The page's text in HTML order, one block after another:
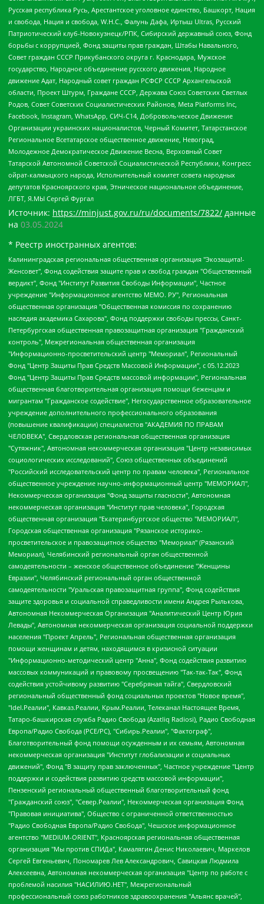
Русская республика Русь, Арестантское уголовное единство, Башкорт, Нация
и свобода, Нация и свобода, W.H.С., Фалунь Дафа, Иртыш Ultras, Русский
Патриотический клуб-Новокузнецк/РПК, Сибирский державный союз, Фонд
борьбы с коррупцией, Фонд защиты прав граждан, Штабы Навального,
Совет граждан СССР Прикубанского округа г. Краснодара, Мужское
государство, Народное объединение русского движения, Народное
движение Адат, Народный совет граждан РСФСР СССР Архангельской
области, Проект Штурм, Граждане СССР, Держава Союз Советских Светлых
Родов, Совет Советских Социалистических Районов, Meta Platforms Inc,
Facebook, Instagram, WhatsApp, СИЧ-С14, Добровольческое Движение
Организации украинских националистов, Черный Комитет, Татарстанское
Региональное Всетатарское общественное движение, Невоград,
Молодежное Демократическое Движение Весна, Верховный Совет
Татарской Автономной Советской Социалистической Республики, Конгресс
ойрат-калмыцкого народа, Исполнительный комитет совета народных
депутатов Красноярского края, Этническое национальное объединение,
ЛГБТ, Я.МЫ Сергей Фургал
Источник: https://minjust.gov.ru/ru/documents/7822/ данные
на 03.05.2024
* Реестр иностранных агентов:
Калининградская региональная общественная организация "Экозащита!-Женсовет", Фонд содействия защите прав и свобод граждан "Общественный вердикт", Фонд "Институт Развития Свободы Информации", Частное учреждение "Информационное агентство МЕМО. РУ", Региональная общественная организация "Общественная комиссия по сохранению наследия академика Сахарова", Фонд поддержки свободы прессы, Санкт-Петербургская общественная правозащитная организация "Гражданский контроль", Межрегиональная общественная организация "Информационно-просветительский центр "Мемориал", Региональный Фонд "Центр Защиты Прав Средств Массовой Информации", с 05.12.2023 Фонд "Центр Защиты Прав Средств массовой информации", Региональная общественная благотворительная организация помощи беженцам и мигрантам "Гражданское содействие", Негосударственное образовательное учреждение дополнительного профессионального образования (повышение квалификации) специалистов "АКАДЕМИЯ ПО ПРАВАМ ЧЕЛОВЕКА", Свердловская региональная общественная организация "Сутяжник", Автономная некоммерческая организация "Центр независимых социологических исследований", Союз общественных объединений "Российский исследовательский центр по правам человека", Региональное общественное учреждение научно-информационный центр "МЕМОРИАЛ", Некоммерческая организация "Фонд защиты гласности", Автономная некоммерческая организация "Институт прав человека", Городская общественная организация "Екатеринбургское общество "МЕМОРИАЛ", Городская общественная организация "Рязанское историко-просветительское и правозащитное общество "Мемориал" (Рязанский Мемориал), Челябинский региональный орган общественной самодеятельности – женское общественное объединение "Женщины Евразии", Челябинский региональный орган общественной самодеятельности "Уральская правозащитная группа", Фонд содействия защите здоровья и социальной справедливости имени Андрея Рылькова, Автономная Некоммерческая Организация "Аналитический Центр Юрия Левады", Автономная некоммерческая организация социальной поддержки населения "Проект Апрель", Региональная общественная организация помощи женщинам и детям, находящимся в кризисной ситуации "Информационно-методический центр "Анна", Фонд содействия развитию массовых коммуникаций и правовому просвещению "Так-так-Так", Фонд содействия устойчивому развитию "Серебряная тайга", Свердловский региональный общественный фонд социальных проектов "Новое время", "Idel.Реалии", Кавказ.Реалии, Крым.Реалии, Телеканал Настоящее Время, Татаро-башкирская служба Радио Свобода (Azatliq Radiosi), Радио Свободная Европа/Радио Свобода (PCE/PC), "Сибирь.Реалии", "Фактограф", Благотворительный фонд помощи осужденным и их семьям, Автономная некоммерческая организация "Институт глобализации и социальных движений", Фонд "В защиту прав заключенных", Частное учреждение "Центр поддержки и содействия развитию средств массовой информации", Пензенский региональный общественный благотворительный фонд "Гражданский союз", "Север.Реалии", Некоммерческая организация Фонд "Правовая инициатива", Общество с ограниченной ответственностью "Радио Свободная Европа/Радио Свобода", Чешское информационное агентство "MEDIUM-ORIENT", Красноярская региональная общественная организация "Мы против СПИДа", Камалягин Денис Николаевич, Маркелов Сергей Евгеньевич, Пономарев Лев Александрович, Савицкая Людмила Алексеевна, Автономная некоммерческая организация "Центр по работе с проблемой насилия "НАСИЛИЮ.НЕТ", Межрегиональный профессиональный союз работников здравоохранения "Альянс врачей", Юридическое лицо, зарегистрированное в Латвийской Республике, SIA "Medusa Project" (регистрационный номер 40103797863, дата регистрации 10.06.2014), Некоммерческая организация "Фонд по борьбе с коррупцией", Автономная некоммерческая организация "Институт права и публичной политики", Баданин Роман Сергеевич, Гликин Максим Александрович, Железнова Мария Михайловна, Лукьянова Юлия Сергеевна, Маетная Елизавета Витальевна, Маняхин Петр Борисович, Чуракова Ольга Владимировна, Ярош Юлия Петровна, Юридическое лицо "The Insider SIA", зарегистрированное в Риге, Латвийская Республика (дата регистрации 26.06.2015), являющееся администратором доменного имени интернет-издания "The Insider SIA", https://theins.ru, Постернак Алексей Евгеньевич, Рубин Михаил Аркадьевич, Анин Роман Александрович, Юридическое лицо Istories fonds, зарегистрированное в Латвийской Республике (регистрационный номер 50008295751, дата регистрации 24.02.2020), Великовский Дмитрий Александрович, Долинина Ирина Николаевна, Мароховская Алеся Алексеевна, Шлейнов Роман Юрьевич, Шмагун Олеся Валентиновна, Общество с ограниченной ответственностью "Альтаир 2021", Общество с ограниченной ответственностью "Вега 2021", Общество с ограниченной ответственностью "Главный редактор 2021", Общество с ограниченной ответственностью "Ромашки монолит", Важенков Артем Валерьевич, Ивановская областная общественная организация "Центр гендерных исследований", Гурман Юрий Альбертович, Медиапроект "ОВД-Инфо", Егоров Владимир Владимирович, Жилинский Владимир Александрович, Общество с ограниченной ответственностью "ЗП", Иванова София Юрьевна, Карезина Инна Павловна, Кильтау Екатерина Викторовна, Петров Алексей Викторович, Пискунов Сергей Евгеньевич, Смирнов Сергей Сергеевич, Тихонов Михаил Сергеевич, Общество с ограниченной ответственностью "ЖУРНАЛИСТ-ИНОСТРАННЫЙ АГЕНТ", Арапова Галина Юрьевна, Вольтская Татьяна Анатольевна, Американская компания "Mason G.E.S. Anonymous Foundation" (США), являющаяся владельцем интернет-издания https://mnews.world/, Компания "Stichting Bellingcat", зарегистрированная в Нидерландах (дата регистрации 11.07.2018), Захаров Андрей Вячеславович, Клепиковская Екатерина Дмитриевна, Общество с ограниченной ответственностью "МЕМО", Перл Роман Александрович, Симонов Евгений Алексеевич, Соловьева Елена Анатольевна, Сотников Даниил Владимирович, Сурначева Елизавета Дмитриевна, Автономная некоммерческая организация по защите прав человека и информированию населения "Якутия – Наше Мнение", Общество с ограниченной ответственностью "Москоу диджитал медиа", с 26.01.2023 Общество с ограниченной ответственностью "Чайка Белые сады", Ветошкина Валерия Валерьевна, Заговора Максим Александрович, Межрегиональное общественное движение "Российская ЛГБТ - сеть", Оленичев Максим Владимирович, Павлов Иван Юрьевич, Скворцова Елена Сергеевна, Общество с ограниченной ответственностью "Как бы инагент", Кочетков Игорь Викторович, Общество с ограниченной ответственностью "Честные выборы", Еланчик Олег Александрович, Общество с ограниченной ответственностью "Нобелевский призыв", Гималова Регина Эмилевна, Григорьев Андрей Валерьевич, Григорьева Алина Александровна, Ассоциация по содействию защите прав призывников, альтернативнослужащих и военнослужащих "Правозащитная группа "Гражданин.Армия.Право", Хисамова Регина Фаритовна, Автономная некоммерческая организация по реализации социально-правовых программ "Лилит", Дальневосточное общественное движение "Маяк", Санкт-Петербургская ЛГБТ-инициативная группа "Выход", Инициативная группа ЛГБТ+ "Реверс", Алексеев Андрей Викторович, Бекбулатова Таисия Львовна, Беляев Иван Михайлович, Владыкина Елена Сергеевна, Гельман Марат Александрович, Никульшина Вероника Юрьевна, Толоконникова Надежда Андреевна, Шендерович Виктор Анатольевич, Общество с ограниченной ответственностью "Данное сообщение", Общество с ограниченной ответственностью Издательский дом "Новая глава", Айнбиндер Александра Александровна, Московский комьюнити-центр для ЛГБТ+инициатив, Благотворительный фонд развития филантропии, Deutsche Welle (Германия, Kurt-Schumacher-Strasse 3, 53113 Bonn), Борзунова Мария Михайловна, Воробьев Виктор Викторович, Голубева Анна Львовна, Константинова Алла Михайловна, Малкова Ирина Владимировна, Мурадов Мурад Абдулгалимович, Осетинская Елизавета Николаевна, Понасенков Евгений Николаевич, Ганапольский Матвей Юрьевич, Киселев Евгений Алексеевич, Борухович Ирина Григорьевна, Дремин Иван Тимофеевич, Дубровский Дмитрий Викторович, Красноярская региональная общественная организация поддержки и развития альтернативных образовательных технологий и межкультурных коммуникаций "ИНТЕРРА", Маяковская Екатерина Алексеевна, Фейгин Марк Захарович, Филимонов Андрей Викторович, Дзугкоева Регина Николаевна, Доброхотов Роман Александрович, Дудь Юрий Александрович, Елкин Сергей Владимирович, Кругликов Кирилл Игоревич, Сабунаева Мария Леонидовна, Семенов Алексей Владимирович, Шаинян Карен Багратович, Шульман Екатерина Михайловна, Асафьев Артур Валерьевич, Вахштайн Виктор Семенович, Венедиктов Алексей Алексеевич, Лушникова Екатерина Евгеньевна, Волков Леонид Михайлович, Невзоров Александр Глебович, Пархоменко Сергей Борисович, Сироткин Ярослав Николаевич, Кара-Мурза Владимир Владимирович, Баранова Наталья Владимировна, Гозман Леонид Яковлевич, Кагарлицкий Борис Юльевич, Климарев Михаил Валерьевич, Милов Владимир Станиславович, Автономная некоммерческая организация Краснодарский центр современного искусства "Типография", Моргенштерн Алишер Тагирович, Соболь Любовь Эдуардовна, Общество с ограниченной ответственностью "ЛИЗА НОРМ", Каспаров Гарри Кимович, Ходорковский Михаил Борисович, Общество с ограниченной ответственностью "Апрельские тезисы", Данилович Ирина Брониславовна, Кашин Олег Владимирович, Петров Николай Владимирович, Пивоваров Алексей Владимирович, Соколов Михаил Владимирович, Цветкова Юлия Владимировна, Чичваркин Евгений Александрович, Комитет против пыток/Команда против пыток, Общество с ограниченной ответственностью "Первый научный", Общество с ограниченной ответственностью "Вертолет и ко", Белоцерковская Вероника Борисовна, Кац Максим Евгеньевич, Лазарева Татьяна Юрьевна, Шаведдинов Руслан Табризович, Яшин Илья Валерьевич, Общество с ограниченной ответственностью "Иноагент ААВ", Алешковский Дмитрий Петрович, Альбац Евгения Марковна, Быков Дмитрий Львович, Галямина Юлия Евгеньевна, Лойко Сергей Леонидович, Мартынов Кирилл Константинович, Медведев Сергей Александрович, Крашенинников Федор Геннадиевич, Гордеева Катерина Вл